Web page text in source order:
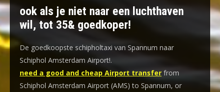
ook als je niet naar een luchthaven
wil, tot 35& goedkoper!
De goedkoopste schipholtaxi van Spannum naar
Schiphol Amsterdam Airport!.
need a good and cheap Airport transfer from
Schiphol Amsterdam Airport (AMS) to Spannum, or